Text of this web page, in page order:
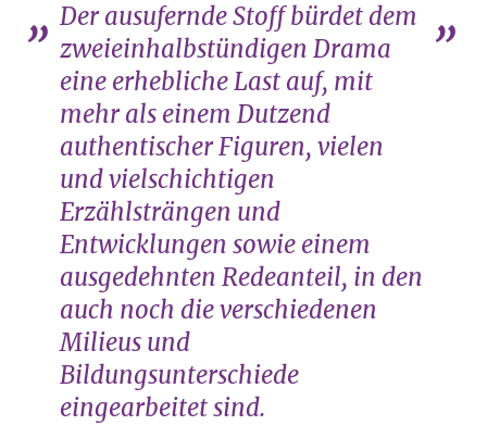
Der ausufernde Stoff bürdet dem
zweieinhalbstündigen Drama
eine erhebliche Last auf, mit
mehr als einem Dutzend
authentischer Figuren, vielen
und vielschichtigen
Erzählsträngen und
Entwicklungen sowie einem
ausgedehnten Redeanteil, in den
auch noch die verschiedenen
Milieus und
Bildungsunterschiede
eingearbeitet sind.